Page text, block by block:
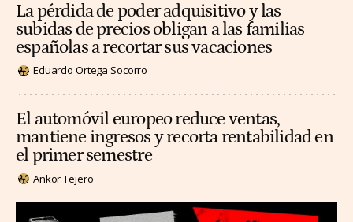
La pérdida de poder adquisitivo y las
subidas de precios obligan a las familias
españolas a recortar sus vacaciones
Eduardo Ortega Socorro
El automóvil europeo reduce ventas,
mantiene ingresos y recorta rentabilidad en
el primer semestre
Ankor Tejero